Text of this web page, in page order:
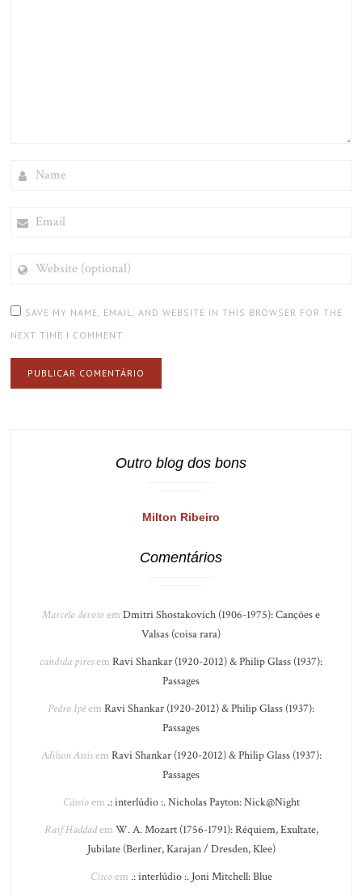
(OPTIONAL)
SAVE MY NAME, EMAIL, AND WEBSITE IN THIS BROWSER FOR THE
NEXT TIME I COMMENT.
Outro blog dos bons
Milton Ribeiro
Comentários
Marcelo devotoem Dmitri Shostakovich (1906-1975): Canções e
Valsas (coisa rara)
candida piresem Ravi Shankar (1920-2012) & Philip Glass (1937):
Passages
Pedro Ipêem Ravi Shankar (1920-2012) & Philip Glass (1937):
Passages
Adilson Assisem Ravi Shankar (1920-2012) & Philip Glass (1937):
Passages
Cássioem .: interlúdio :. Nicholas Payton: Nick@Night
Raif Haddadem W. A. Mozart (1756-1791): Réquiem, Exultate,
Jubilate (Berliner, Karajan / Dresden, Klee)
Ciscoem .: interlúdio :. Joni Mitchell: Blue